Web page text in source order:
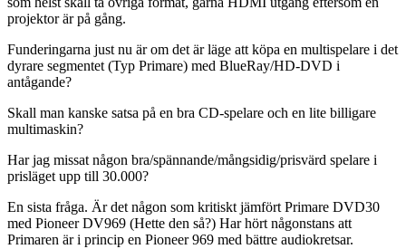
projektor är på gång.
Funderingarna just nu är om det är läge att köpa en multispelare i det
dyrare segmentet (Typ Primare) med BlueRay/HD-DVD i
antågande?
Skall man kanske satsa på en bra CD-spelare och en lite billigare
multimaskin?
Har jag missat någon bra/spännande/mångsidig/prisvärd spelare i
prisläget upp till 30.000?
En sista fråga. Är det någon som kritiskt jämfört Primare DVD30
med Pioneer DV969 (Hette den så?) Har hört någonstans att
Primaren är i princip en Pioneer 969 med bättre audiokretsar.